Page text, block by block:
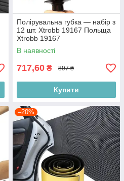
Полірувальна губка — набір з
12 шт. Xtrobb 19167 Польща
Xtrobb 19167
В наявності
717,60 ₴ 897 ₴
Купити
–20%